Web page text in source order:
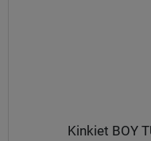
Kinkiet BOY